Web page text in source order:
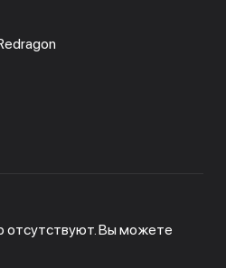
отсутствуют. Вы можете